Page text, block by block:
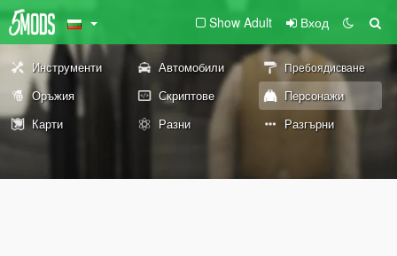
Show Adult Вход
Инструменти Автомобили Пребоядисване
Оръжия Скриптове
Персонажи
Карти
Разни Разгърни